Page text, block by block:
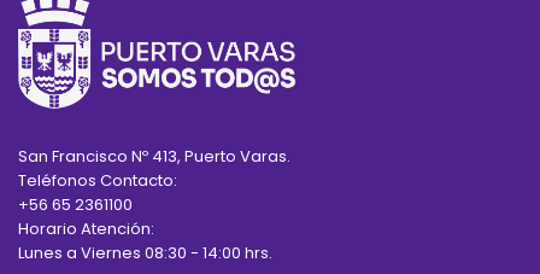
San Francisco Nº 413, Puerto Varas.
Teléfonos Contacto:
+56 65 2361100
Horario Atención:
Lunes a Viernes 08:30 - 14:00 hrs.